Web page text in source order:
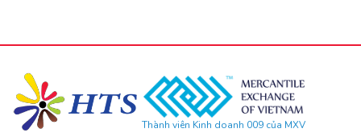
Thành viên Kinh doanh 009 của MXV